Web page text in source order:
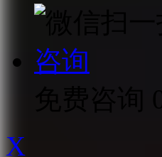
咨询
X